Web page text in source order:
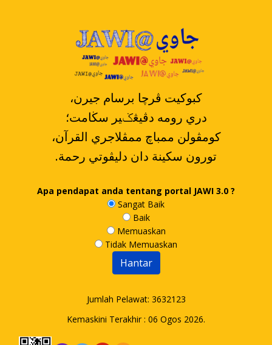
،کبوکيت ڤرچا برسام جيرن
دري رومه دڤيڠݢير سڬامت؛
،کومڤولن ممباچ ممڤلاجري القرآن
.تورون سکينة دان دليڤوتي رحمة
Apa pendapat anda tentang portal JAWI 3.0 ?
Sangat Baik
Baik
Memuaskan
Tidak Memuaskan
Jumlah Pelawat: 3632123
Kemaskini Terakhir : 06 Ogos 2026.